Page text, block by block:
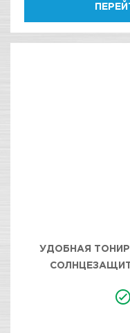
УДОБНАЯ